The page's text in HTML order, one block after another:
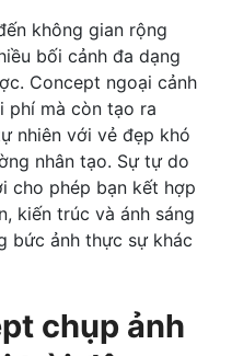
không gian rộng
bối cảnh đa dạng
Concept ngoại cảnh
phí mà còn tạo ra
nhiên với vẻ đẹp khó
nhân tạo. Sự tự do
cho phép bạn kết hợp
kiến trúc và ánh sáng
bức ảnh thực sự khác
chụp ảnh